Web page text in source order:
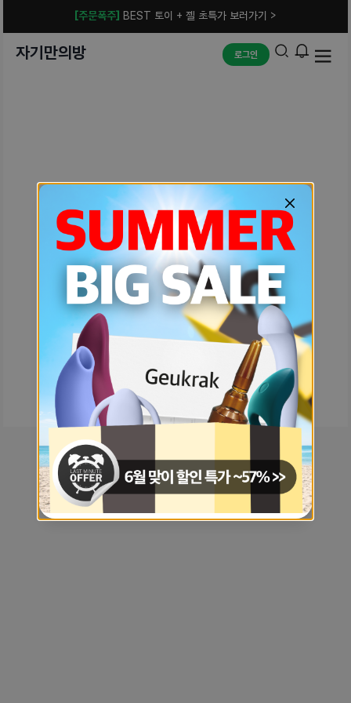
[주문폭주] BEST 토이 + 젤 초특가 보러가기 >
자기만의방 로그인
예상치 못한 에러입니다.